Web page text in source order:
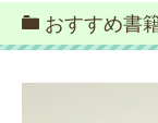
おすすめ書